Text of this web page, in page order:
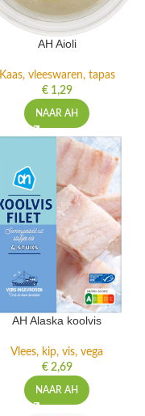
AH Aioli
Kaas, vleeswaren, tapas
€1,29
NAAR AH
AH Alaska koolvis
Vlees, kip, vis, vega
€2,69
NAAR AH